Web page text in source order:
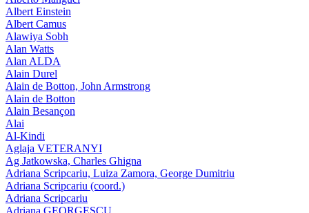
Albert Einstein
Albert Camus
Alawiya Sobh
Alan Watts
Alan ALDA
Alain Durel
Alain de Botton, John Armstrong
Alain de Botton
Alain Besançon
Alai
Al-Kindi
Aglaja VETERANYI
Ag Jatkowska, Charles Ghigna
Adriana Scripcariu, Luiza Zamora, George Dumitriu
Adriana Scripcariu (coord.)
Adriana Scripcariu
Adriana GEORGESCU